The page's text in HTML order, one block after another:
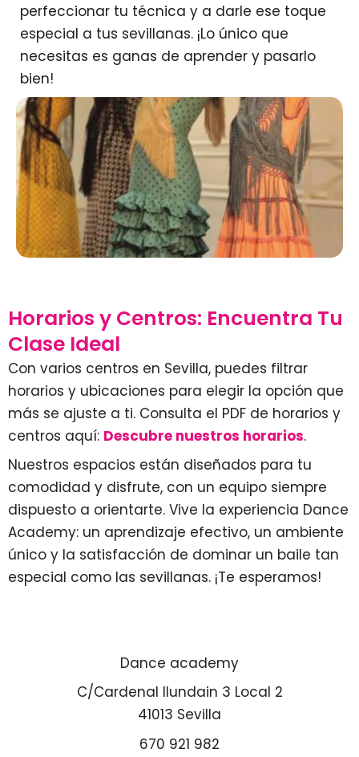
perfeccionar tu técnica y a darle ese toque
especial a tus sevillanas. ¡Lo único que
necesitas es ganas de aprender y pasarlo
bien!
Horarios y Centros: Encuentra Tu
Clase Ideal
Con varios centros en Sevilla, puedes filtrar
horarios y ubicaciones para elegir la opción que
más se ajuste a ti. Consulta el PDF de horarios y
centros aquí: Descubre nuestros horarios.
Nuestros espacios están diseñados para tu
comodidad y disfrute, con un equipo siempre
dispuesto a orientarte. Vive la experiencia Dance
Academy: un aprendizaje efectivo, un ambiente
único y la satisfacción de dominar un baile tan
especial como las sevillanas. ¡Te esperamos!
Dance academy
C/Cardenal Ilundain 3 Local 2
41013 Sevilla
670 921 982